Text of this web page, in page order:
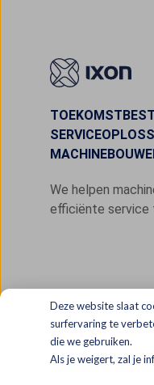
Deze website slaat
surfervaring te
die we gebruiken.
Als je weigert, zal je
We helpen
efficiënte service
Copyright © 2026